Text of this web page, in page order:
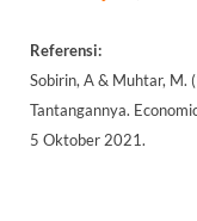
Referensi:
Sobirin, A & Muhtar, M.
Tantangannya.
5 Oktober 2021.